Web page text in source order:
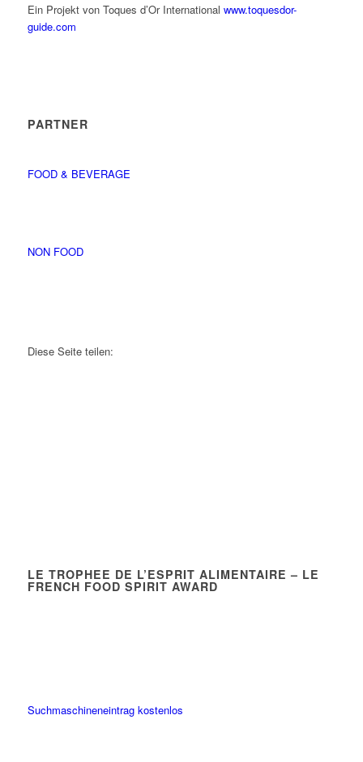
Ein Projekt von Toques d’Or International www.toquesdor-
guide.com
PARTNER
FOOD & BEVERAGE
NON FOOD
Diese Seite teilen:
LE TROPHEE DE L’ESPRIT ALIMENTAIRE – LE
FRENCH FOOD SPIRIT AWARD
Suchmaschineneintrag kostenlos